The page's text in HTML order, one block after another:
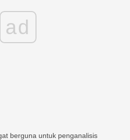
ad
berguna untuk penganalisis